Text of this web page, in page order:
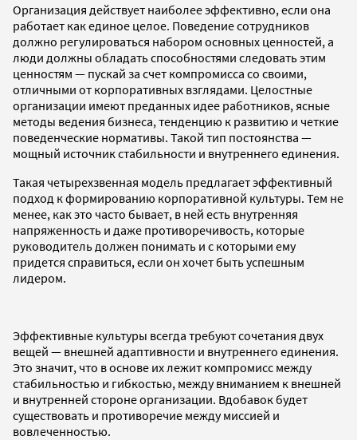
Организация действует наиболее эффективно, если она
работает как единое целое. Поведение сотрудников
должно регулироваться набором основных ценностей, а
люди должны обладать способностями следовать этим
ценностям — пускай за счет компромисса со своими,
отличными от корпоративных взглядами. Целостные
организации имеют преданных идее работников, ясные
методы ведения бизнеса, тенденцию к развитию и четкие
поведенческие нормативы. Такой тип постоянства —
мощный источник стабильности и внутреннего единения.
Такая четырехзвенная модель предлагает эффективный
подход к формированию корпоративной культуры. Тем не
менее, как это часто бывает, в ней есть внутренняя
напряженность и даже противоречивость, которые
руководитель должен понимать и с которыми ему
придется справиться, если он хочет быть успешным
лидером.
Эффективные культуры всегда требуют сочетания двух
вещей — внешней адаптивности и внутреннего единения.
Это значит, что в основе их лежит компромисс между
стабильностью и гибкостью, между вниманием к внешней
и внутренней стороне организации. Вдобавок будет
существовать и противоречие между миссией и
вовлеченностью.